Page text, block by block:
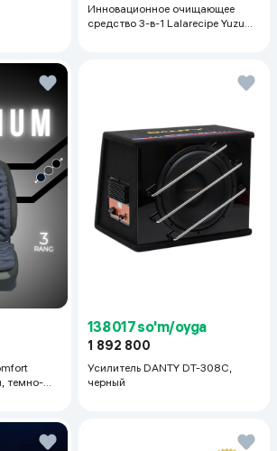
Инновационное очищающее
средство 3-в-1 Lalarecipe Yuzu
138 017 so'm/oyga
1 892 800
Усилитель DANTY DT-308C,
черный